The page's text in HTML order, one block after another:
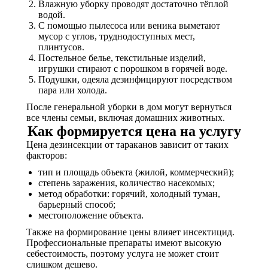
Влажную уборку проводят достаточно тёплой
водой.
С помощью пылесоса или веника выметают
мусор с углов, труднодоступных мест,
плинтусов.
Постельное белье, текстильные изделий,
игрушки стирают с порошком в горячей воде.
Подушки, одеяла дезинфицируют посредством
пара или холода.
После генеральной уборки в дом могут вернуться
все члены семьи, включая домашних животных.
Как формируется цена на услугу
Цена дезинсекции от тараканов зависит от таких
факторов:
тип и площадь объекта (жилой, коммерческий);
степень заражения, количество насекомых;
метод обработки: горячий, холодный туман,
барьерный способ;
местоположение объекта.
Также на формирование цены влияет инсектицид.
Профессиональные препараты имеют высокую
себестоимость, поэтому услуга не может стоит
слишком дешево.